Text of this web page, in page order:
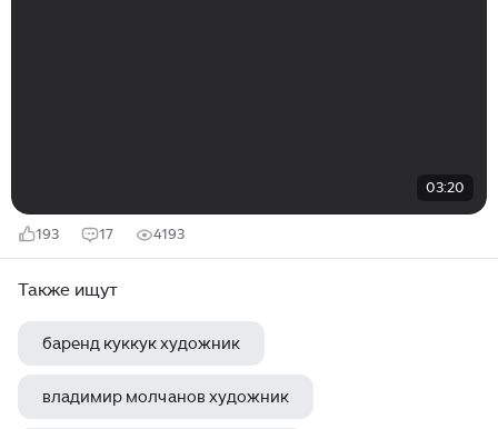
03:20
193 17 4193
Также ищут
баренд куккук художник
владимир молчанов художник